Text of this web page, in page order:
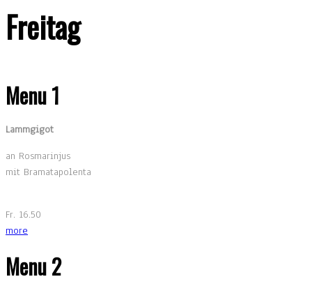
Freitag
Menu 1
Lammgigot
an Rosmarinjus
mit Bramatapolenta
Fr. 16.50
more
Menu 2